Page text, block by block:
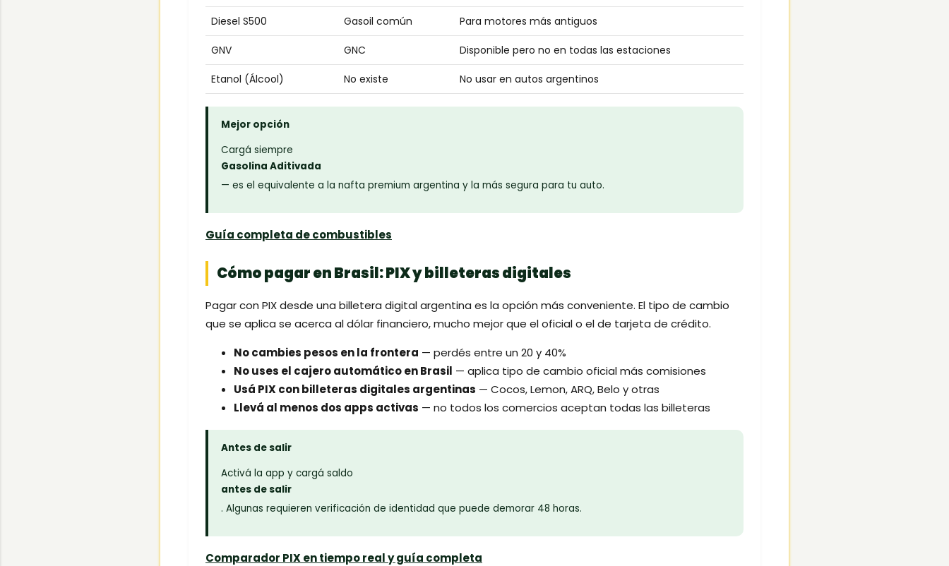
Diesel S500 Gasoil común Para motores más antiguos
GNV GNC Disponible pero no en todas las estaciones
Etanol (Álcool) No existe No usar en autos argentinos
Mejor opción
Cargá siempre
Gasolina Aditivada
— es el equivalente a la nafta premium argentina y la más segura para tu auto.
Guía completa de combustibles
Cómo pagar en Brasil: PIX y billeteras digitales
Pagar con PIX desde una billetera digital argentina es la opción más conveniente. El tipo de cambio
que se aplica se acerca al dólar financiero, mucho mejor que el oficial o el de tarjeta de crédito.
No cambies pesos en la frontera — perdés entre un 20 y 40%
No uses el cajero automático en Brasil — aplica tipo de cambio oficial más comisiones
Usá PIX con billeteras digitales argentinas — Cocos, Lemon, ARQ, Belo y otras
Llevá al menos dos apps activas — no todos los comercios aceptan todas las billeteras
Antes de salir
Activá la app y cargá saldo
antes de salir
. Algunas requieren verificación de identidad que puede demorar 48 horas.
Comparador PIX en tiempo real y guía completa